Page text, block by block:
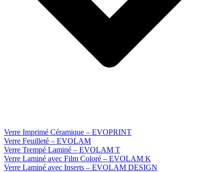
Verre Imprimé Céramique – EVOPRINT
Verre Feuilleté – EVOLAM
Verre Trempé Laminé – EVOLAM T
Verre Laminé avec Film Coloré – EVOLAM K
Verre Laminé avec Inserts – EVOLAM DESIGN